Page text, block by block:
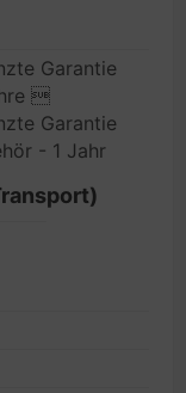
Garantie

Garantie
- 1 Jahr